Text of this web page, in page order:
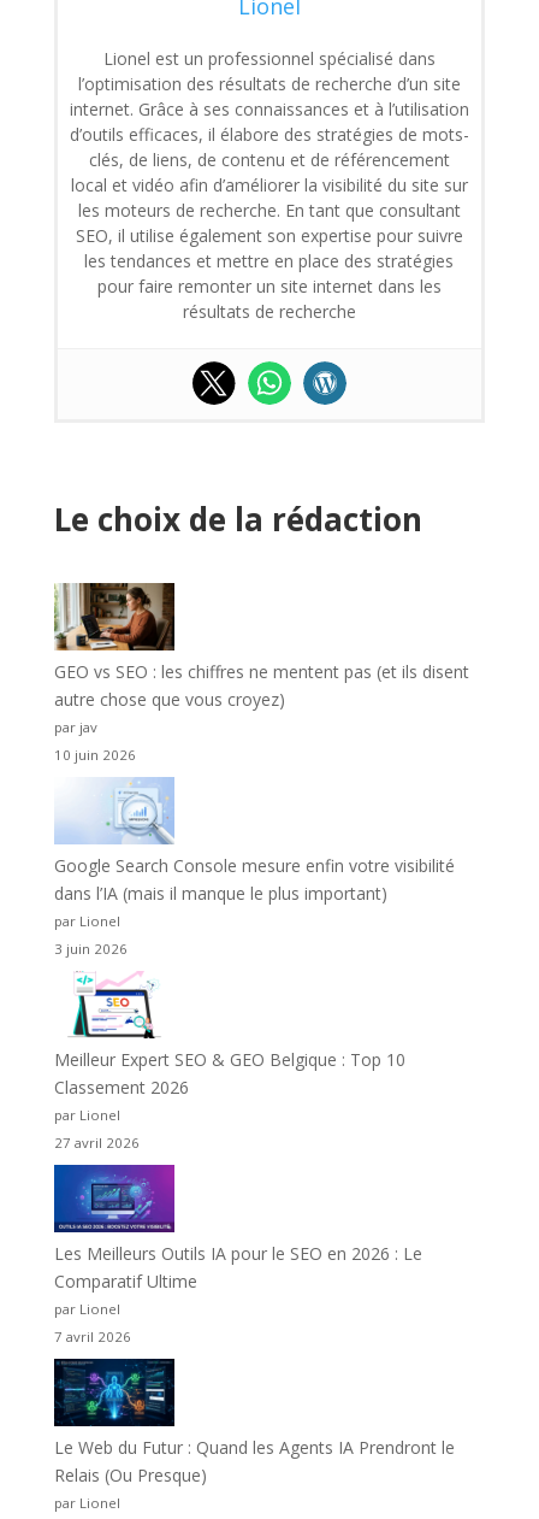
Lionel
Lionel est un professionnel spécialisé dans
l’optimisation des résultats de recherche d’un site
internet. Grâce à ses connaissances et à l’utilisation
d’outils efficaces, il élabore des stratégies de mots-
clés, de liens, de contenu et de référencement
local et vidéo afin d’améliorer la visibilité du site sur
les moteurs de recherche. En tant que consultant
SEO, il utilise également son expertise pour suivre
les tendances et mettre en place des stratégies
pour faire remonter un site internet dans les
résultats de recherche
Le choix de la rédaction
GEO vs SEO : les chiffres ne mentent pas (et ils disent
autre chose que vous croyez)
par jav
10 juin 2026
Google Search Console mesure enfin votre visibilité
dans l’IA (mais il manque le plus important)
par Lionel
3 juin 2026
Meilleur Expert SEO & GEO Belgique : Top 10
Classement 2026
par Lionel
27 avril 2026
Les Meilleurs Outils IA pour le SEO en 2026 : Le
Comparatif Ultime
par Lionel
7 avril 2026
Le Web du Futur : Quand les Agents IA Prendront le
Relais (Ou Presque)
par Lionel